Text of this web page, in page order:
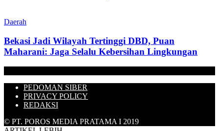
Daerah
Bekasi Jadi Wilayah Tertinggi DBD, Puan
Maharani: Jaga Selalu Kebersihan Lingkungan
PEDOMAN SIBER
PRIVACY POLICY
REDAKSI
© PT. POROS MEDIA PRATAMA I 2019